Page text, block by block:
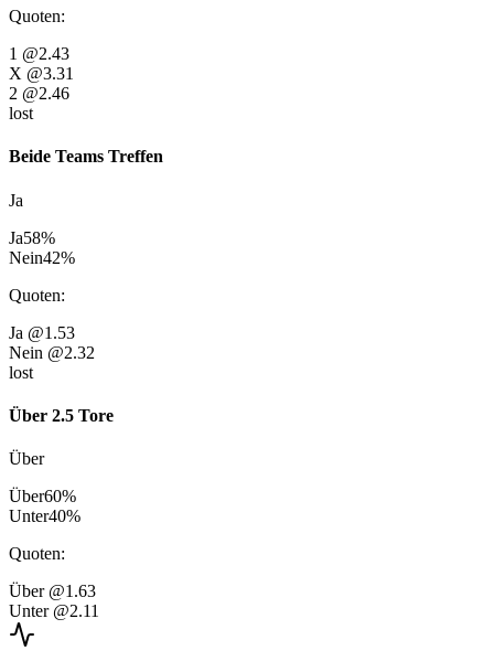
Quoten:
1 @2.43
X @3.31
2 @2.46
lost
Beide Teams Treffen
Ja
Ja58%
Nein42%
Quoten:
Ja @1.53
Nein @2.32
lost
Über 2.5 Tore
Über
Über60%
Unter40%
Quoten:
Über @1.63
Unter @2.11